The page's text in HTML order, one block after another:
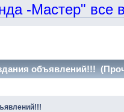
Мастер" все
объявлений!!!